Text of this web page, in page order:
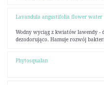
Lavandula angustifolia flower water
Wodny wyciąg z kwiatów lawendy -
dezodorująco. Hamuje rozwój
Phytosqualan